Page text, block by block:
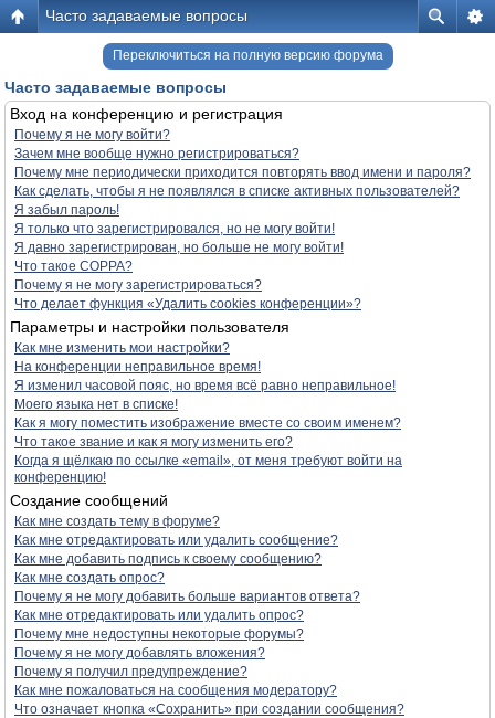
Часто задаваемые вопросы
Переключиться на полную версию форума
Часто задаваемые вопросы
Вход на конференцию и регистрация
Почему я не могу войти?
Зачем мне вообще нужно регистрироваться?
Почему мне периодически приходится повторять ввод имени и пароля?
Как сделать, чтобы я не появлялся в списке активных пользователей?
Я забыл пароль!
Я только что зарегистрировался, но не могу войти!
Я давно зарегистрирован, но больше не могу войти!
Что такое COPPA?
Почему я не могу зарегистрироваться?
Что делает функция «Удалить cookies конференции»?
Параметры и настройки пользователя
Как мне изменить мои настройки?
На конференции неправильное время!
Я изменил часовой пояс, но время всё равно неправильное!
Моего языка нет в списке!
Как я могу поместить изображение вместе со своим именем?
Что такое звание и как я могу изменить его?
Когда я щёлкаю по ссылке «email», от меня требуют войти на
конференцию!
Создание сообщений
Как мне создать тему в форуме?
Как мне отредактировать или удалить сообщение?
Как мне добавить подпись к своему сообщению?
Как мне создать опрос?
Почему я не могу добавить больше вариантов ответа?
Как мне отредактировать или удалить опрос?
Почему мне недоступны некоторые форумы?
Почему я не могу добавлять вложения?
Почему я получил предупреждение?
Как мне пожаловаться на сообщения модератору?
Что означает кнопка «Сохранить» при создании сообщения?